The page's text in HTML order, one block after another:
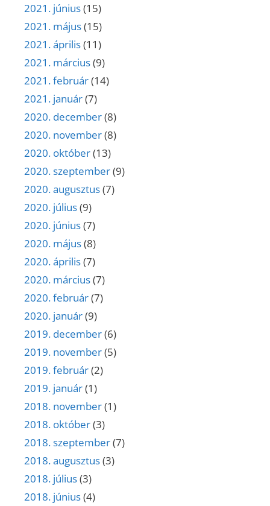
2021. június(15)
2021. május(15)
2021. április(11)
2021. március(9)
2021. február(14)
2021. január(7)
2020. december(8)
2020. november(8)
2020. október(13)
2020. szeptember(9)
2020. augusztus(7)
2020. július(9)
2020. június(7)
2020. május(8)
2020. április(7)
2020. március(7)
2020. február(7)
2020. január(9)
2019. december(6)
2019. november(5)
2019. február(2)
2019. január(1)
2018. november(1)
2018. október(3)
2018. szeptember(7)
2018. augusztus(3)
2018. július(3)
2018. június(4)